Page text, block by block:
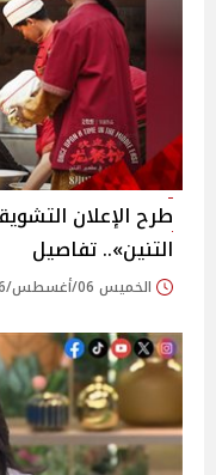
طرح الإعلان
التنين».. تفاصيل
الخميس 06/أغسطس/2026 - 08:54 م